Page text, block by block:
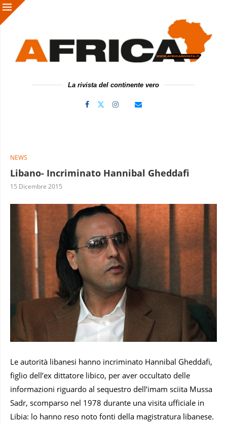
La rivista del continente vero
NEWS
Libano- Incriminato Hannibal Gheddafi
15 Dicembre 2015
Le autorità libanesi hanno incriminato Hannibal Gheddafi,
figlio dell’ex dittatore libico, per aver occultato delle
informazioni riguardo al sequestro dell’imam sciita Mussa
Sadr, scomparso nel 1978 durante una visita ufficiale in
Libia: lo hanno reso noto fonti della magistratura libanese.